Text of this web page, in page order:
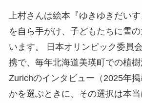
上村さんは絵本『ゆきゆきだい
を自ら手がけ、子どもたちに雪
います。 日本オリンピック委員
携で、毎年北海道美瑛町での植樹
Zurichのインタビュー（2025年
かを選ぶときに、その選択は本